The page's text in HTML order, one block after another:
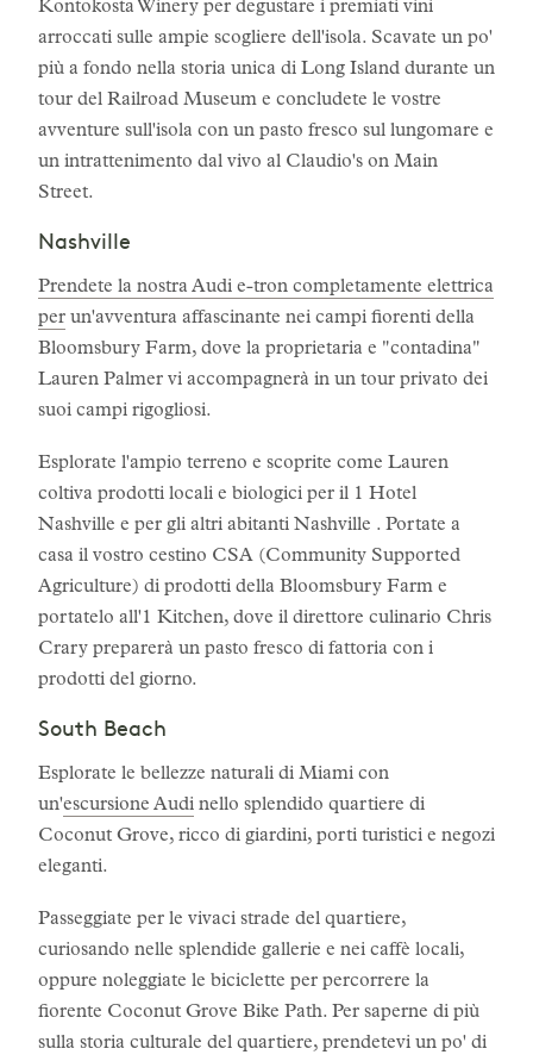
Kontokosta Winery per degustare i premiati vini
arroccati sulle ampie scogliere dell'isola. Scavate un po'
più a fondo nella storia unica di Long Island durante un
tour del Railroad Museum e concludete le vostre
avventure sull'isola con un pasto fresco sul lungomare e
un intrattenimento dal vivo al Claudio's on Main
Street.
Nashville
Prendete la nostra Audi e-tron completamente elettrica
per un'avventura affascinante nei campi fiorenti della
Bloomsbury Farm, dove la proprietaria e "contadina"
Lauren Palmer vi accompagnerà in un tour privato dei
suoi campi rigogliosi.
Esplorate l'ampio terreno e scoprite come Lauren
coltiva prodotti locali e biologici per il 1 Hotel
Nashville e per gli altri abitanti Nashville . Portate a
casa il vostro cestino CSA (Community Supported
Agriculture) di prodotti della Bloomsbury Farm e
portatelo all'1 Kitchen, dove il direttore culinario Chris
Crary preparerà un pasto fresco di fattoria con i
prodotti del giorno.
South Beach
Esplorate le bellezze naturali di Miami con
un'escursione Audi nello splendido quartiere di
Coconut Grove, ricco di giardini, porti turistici e negozi
eleganti.
Passeggiate per le vivaci strade del quartiere,
curiosando nelle splendide gallerie e nei caffè locali,
oppure noleggiate le biciclette per percorrere la
fiorente Coconut Grove Bike Path. Per saperne di più
sulla storia culturale del quartiere, prendetevi un po' di